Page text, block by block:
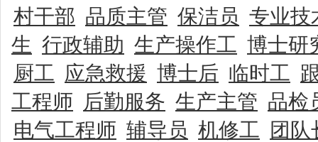
村干部 品质主管 保洁员 专业技
生 行政辅助 生产操作工 博士研
厨工 应急救援 博士后 临时工
工程师 后勤服务 生产主管 品检
电气工程师 辅导员 机修工 团队